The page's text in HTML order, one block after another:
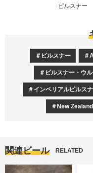
ピルスナー
ピルスナー
ピルスナー・ウ
インペリアルピルス
New Zealand
関連ビール RELATED